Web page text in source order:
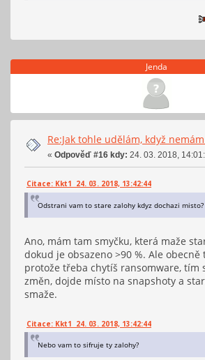
Jenda
Re:Jak tohle udělám, když
« Odpověď #16 kdy: 24. 03. 2018,
Citace: Kkt1 24. 03. 2018, 13:42:44
Odstrani vam to stare zalohy kdyz dochazi misto?
Ano, mám tam smyčku, která maže
dokud je obsazeno >90 %. Ale obecně
protože třeba chytíš ransomware, tím
změn, dojde místo na snapshoty a
smaže.
Citace: Kkt1 24. 03. 2018, 13:42:44
Nebo vam to sifruje ty zalohy?